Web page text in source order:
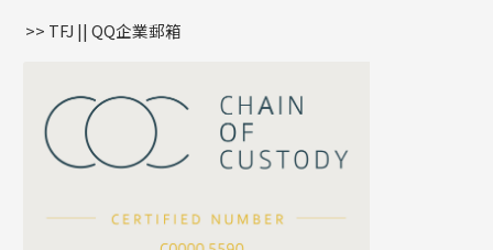
公司名稱
嘴唇鏈系列
S車花鏈系列
珍珠鏈系列
坦克鏈系列
滿天星鏈系列
方假繩鏈系列
星座吊墜
珠扣
>> TFJ || QQ企業郵箱